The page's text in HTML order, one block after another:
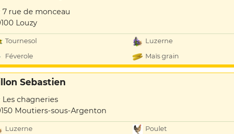
7 rue de monceau
Louzy
Tournesol
Luzerne
Féverole
Maïs grain
Sebastien
Les chagneries
Moutiers-sous-Argenton
Luzerne
Poulet